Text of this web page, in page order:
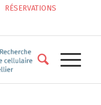
RÉSERVATIONS